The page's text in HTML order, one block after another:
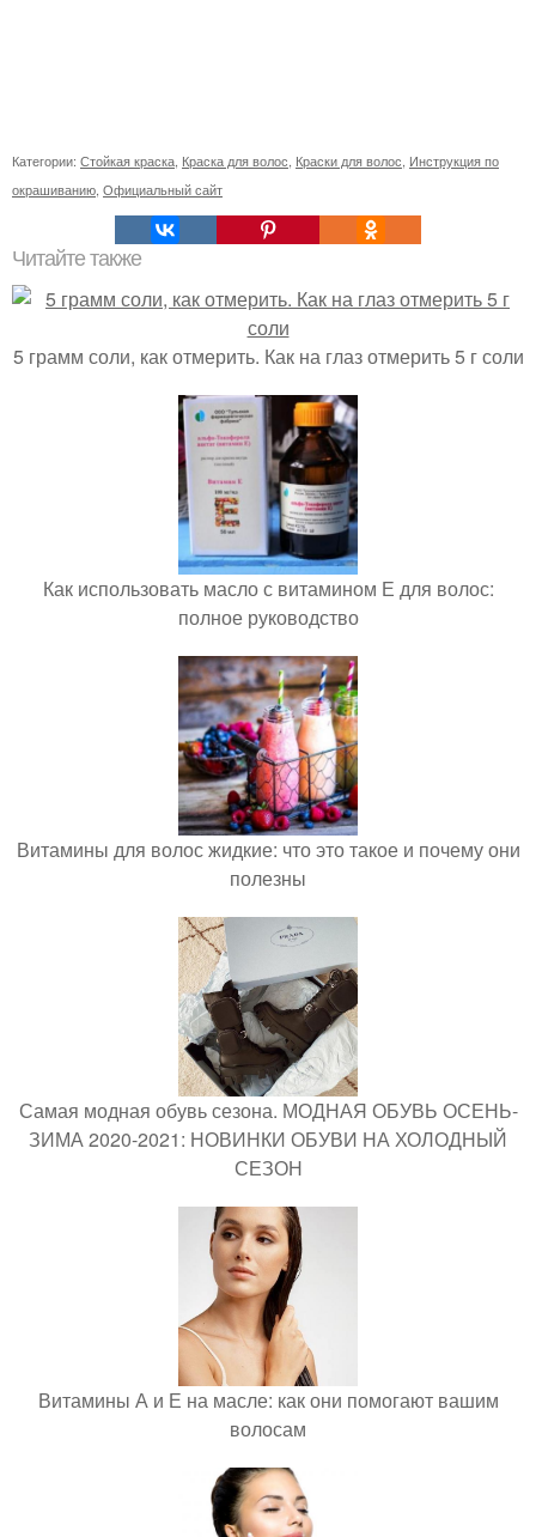
Категории: Стойкая краска Краска для волос Краски для волос Инструкция по
окрашиванию Официальный сайт
Читайте также
5 грамм соли, как отмерить. Как на глаз отмерить 5 г соли
Как использовать масло с витамином Е для волос:
полное руководство
Витамины для волос жидкие: что это такое и почему они
полезны
Самая модная обувь сезона. МОДНАЯ ОБУВЬ ОСЕНЬ-
ЗИМА 2020-2021: НОВИНКИ ОБУВИ НА ХОЛОДНЫЙ
СЕЗОН
Витамины А и Е на масле: как они помогают вашим
волосам